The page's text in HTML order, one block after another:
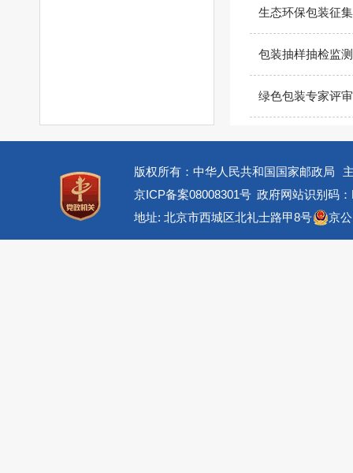
生态环保包装征集
包装抽样抽检监测
绿色包装专家评审
版权所有：中华人民共和国国家邮政局
京ICP备案08008301号 政府网站识别码
地址: 北京市西城区北礼士路甲8号
京